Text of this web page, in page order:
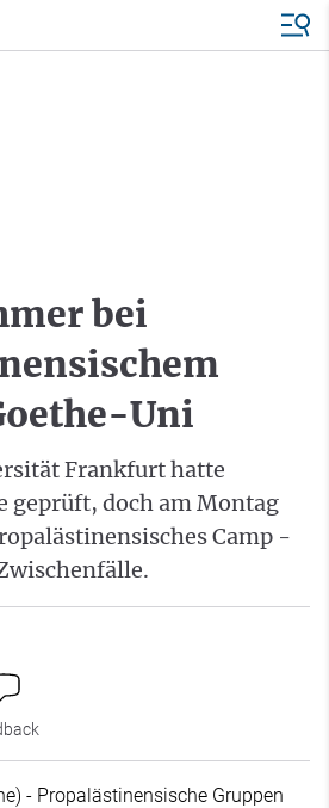
bei
Uni
Frankfurt hatte
geprüft, doch am Montag
Camp -
- Propalästinensische Gruppen